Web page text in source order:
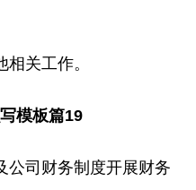
关工作。
模板篇19
公司财务制度开展财务